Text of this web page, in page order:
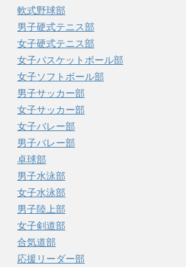
軟式野球部
男子硬式テニス部
女子硬式テニス部
女子バスケットボール部
女子ソフトボール部
男子サッカー部
女子サッカー部
女子バレー部
男子バレー部
卓球部
男子水泳部
女子水泳部
男子陸上部
女子剣道部
合気道部
応援リーダー部